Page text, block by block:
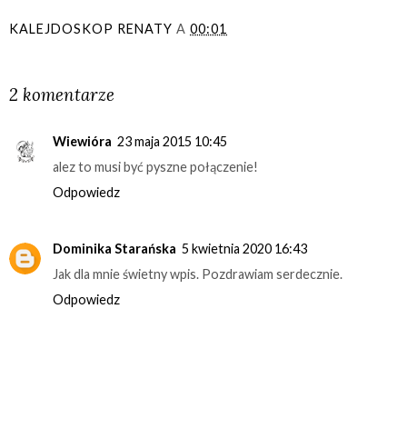
KALEJDOSKOP RENATY A 00:01
2 komentarze
Wiewióra 23 maja 2015 10:45
alez to musi być pyszne połączenie!
Odpowiedz
Dominika Starańska 5 kwietnia 2020 16:43
Jak dla mnie świetny wpis. Pozdrawiam serdecznie.
Odpowiedz